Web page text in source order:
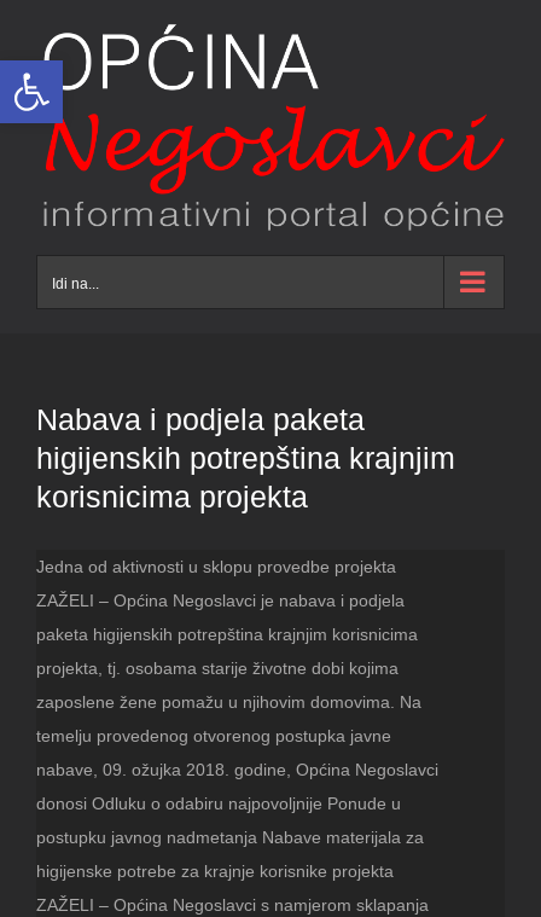
Open toolbar
content
Idi na...
Nabava i podjela paketa
higijenskih potrepština krajnjim
korisnicima projekta
Jedna od aktivnosti u sklopu provedbe projekta
ZAŽELI – Općina Negoslavci je nabava i podjela
paketa higijenskih potrepština krajnjim korisnicima
projekta, tj. osobama starije životne dobi kojima
zaposlene žene pomažu u njihovim domovima. Na
temelju provedenog otvorenog postupka javne
nabave, 09. ožujka 2018. godine, Općina Negoslavci
donosi Odluku o odabiru najpovoljnije Ponude u
postupku javnog nadmetanja Nabave materijala za
higijenske potrebe za krajnje korisnike projekta
ZAŽELI – Općina Negoslavci s namjerom sklapanja